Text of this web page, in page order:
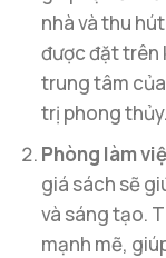
nhà và thu
được đặt trên
trung tâm
trị phong thủy.
Phòng làm
giá sách sẽ
và sáng tạo.
mạnh mẽ,